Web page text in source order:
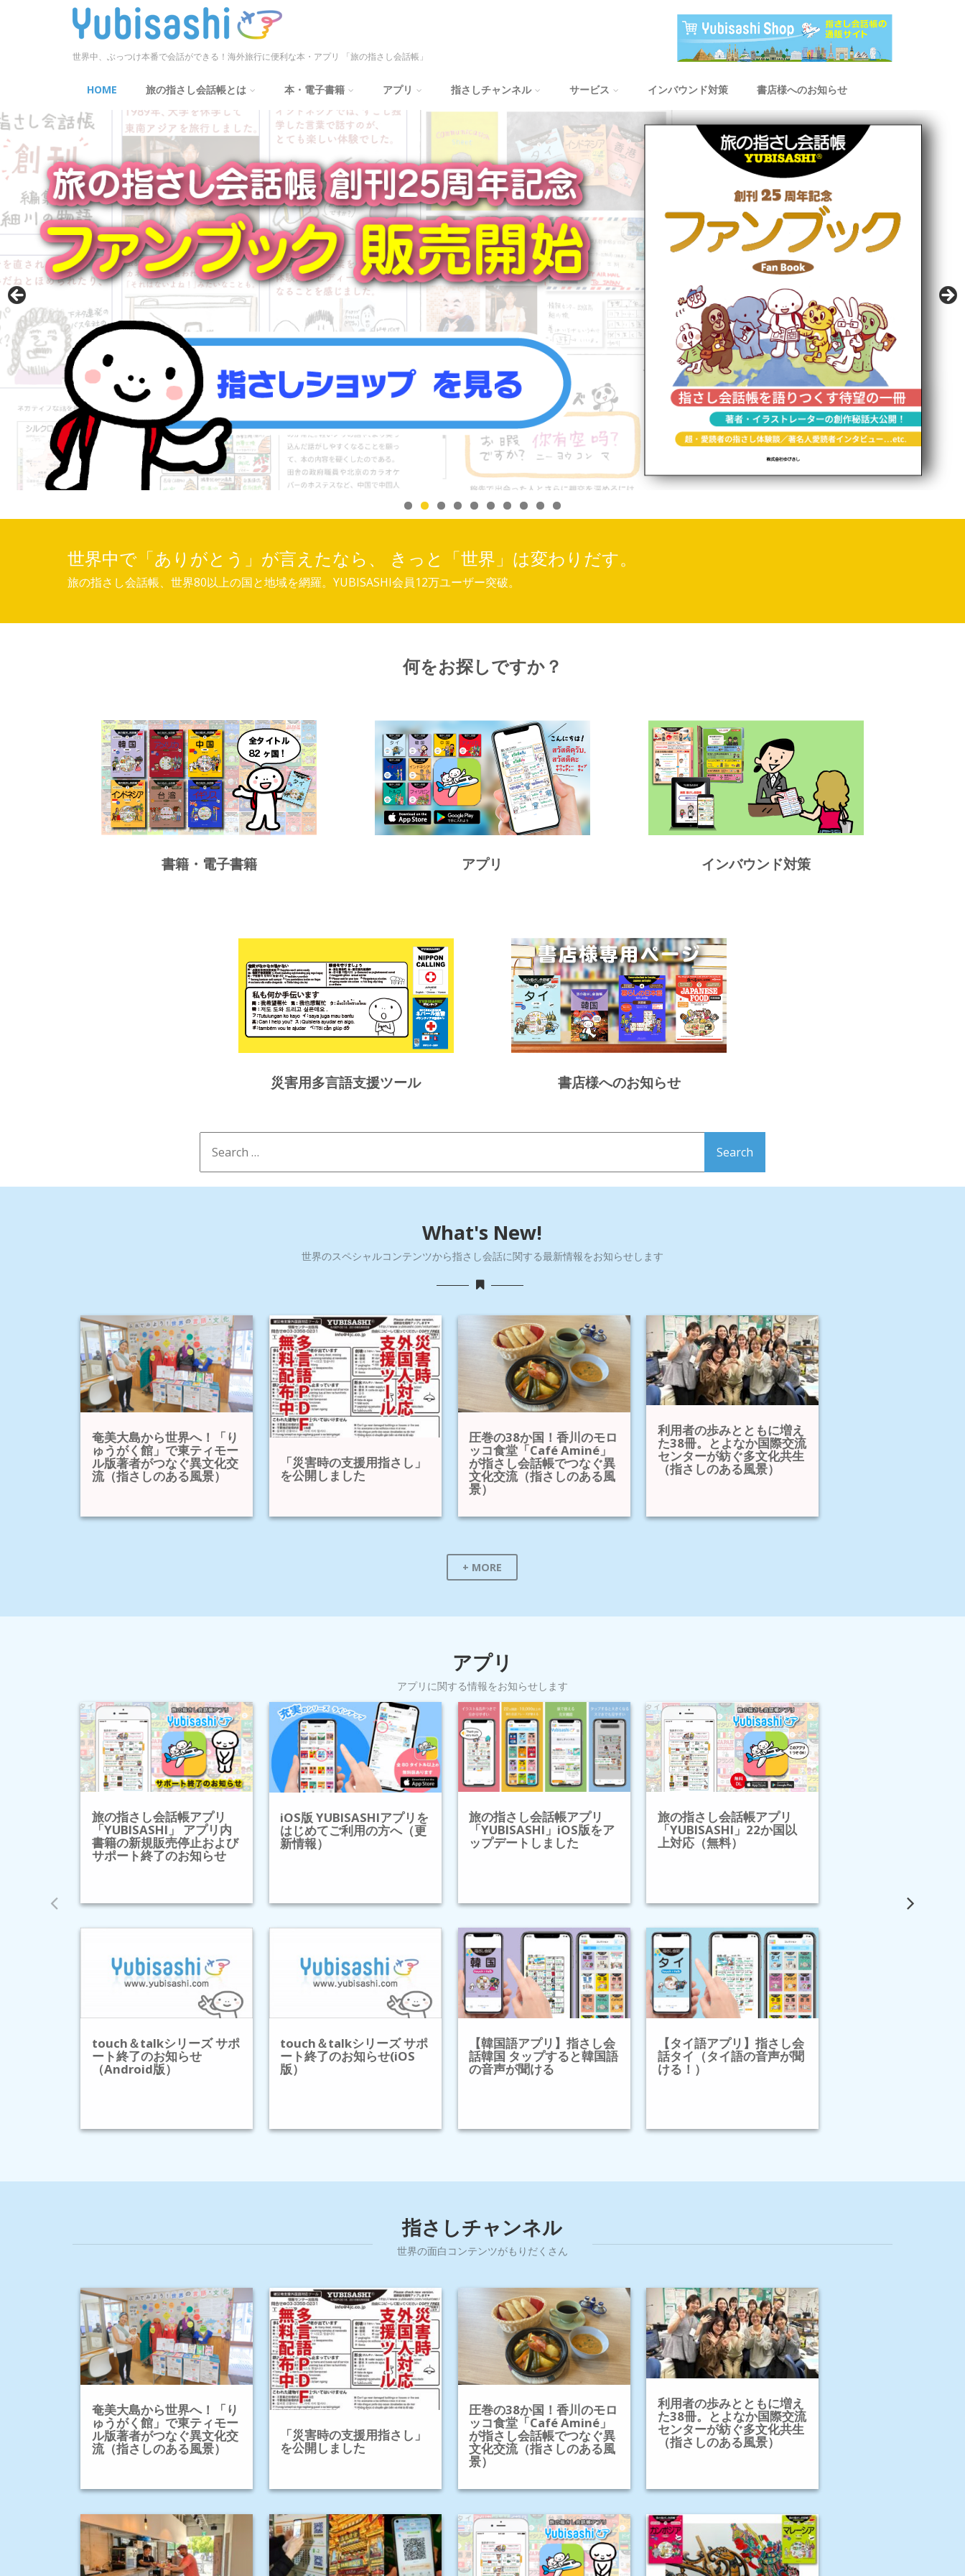
世界中、ぶっつけ本番で会話ができる！海外旅行に便利な本・アプリ 「旅の指さし会話帳」
HOME 旅の指さし会話帳とは 本・電子書籍 アプリ 指さしチャンネル サービス インバウンド対策 書店様へのお知らせ
世界中で「ありがとう」が言えたなら、 きっと「世界」は変わりだす。
旅の指さし会話帳、世界80以上の国と地域を網羅。YUBISASHI会員12万ユーザー突破。
何をお探しですか？
書籍・電子書籍 アプリ インバウンド対策
災害用多言語支援ツール 書店様へのお知らせ
What's New!
世界のスペシャルコンテンツから指さし会話に関する最新情報をお知らせします
奄美大島から世界へ！「り
ゅうがく館」で東ティモー
ル版著者がつなぐ異文化交
流（指さしのある風景）
「災害時の支援用指さし」
を公開しました
圧巻の38か国！香川のモロ
ッコ食堂「Café Aminé」
が指さし会話帳でつなぐ異
文化交流（指さしのある風
景）
利用者の歩みとともに増え
た38冊。とよなか国際交流
センターが紡ぐ多文化共生
（指さしのある風景）
+ MORE
アプリ
アプリに関する情報をお知らせします
旅の指さし会話帳アプリ
「YUBISASHI」 アプリ内
書籍の新規販売停止および
サポート終了のお知らせ
iOS版 YUBISASHIアプリを
はじめてご利用の方へ（更
新情報）
旅の指さし会話帳アプリ
「YUBISASHI」iOS版をア
ップデートしました
旅の指さし会話帳アプリ
「YUBISASHI」22か国以
上対応（無料）
touch＆talkシリーズ サポ
ート終了のお知らせ
（Android版）
touch＆talkシリーズ サポ
ート終了のお知らせ(iOS
版）
【韓国語アプリ】指さし会
話韓国 タップすると韓国語
の音声が聞ける
【タイ語アプリ】指さし会
話タイ（タイ語の音声が聞
ける！）
指さしチャンネル
世界の面白コンテンツがもりだくさん
奄美大島から世界へ！「り
ゅうがく館」で東ティモー
ル版著者がつなぐ異文化交
流（指さしのある風景）
「災害時の支援用指さし」
を公開しました
圧巻の38か国！香川のモロ
ッコ食堂「Café Aminé」
が指さし会話帳でつなぐ異
文化交流（指さしのある風
景）
利用者の歩みとともに増え
た38冊。とよなか国際交流
センターが紡ぐ多文化共生
（指さしのある風景）